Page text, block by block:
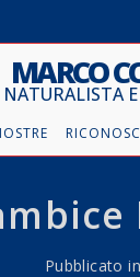
MARCO
NATURALISTA
Pubblicato in